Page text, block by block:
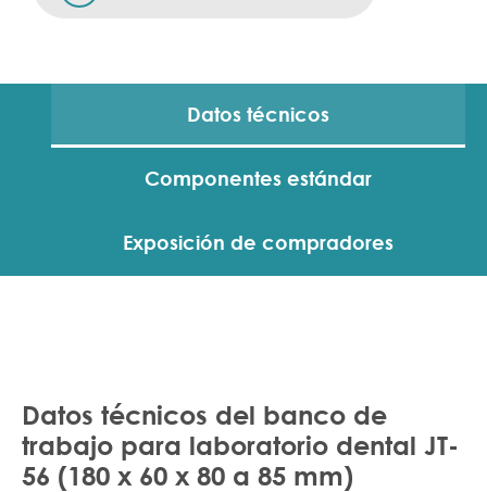
Datos técnicos
Componentes estándar
Exposición de compradores
Datos técnicos del banco de
trabajo para laboratorio dental JT-
56 (180 x 60 x 80 a 85 mm)